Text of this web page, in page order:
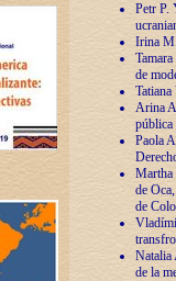
Petr P.
Irina
de
Arina
pública
Paola
Martha
de
de
Natalia
de la